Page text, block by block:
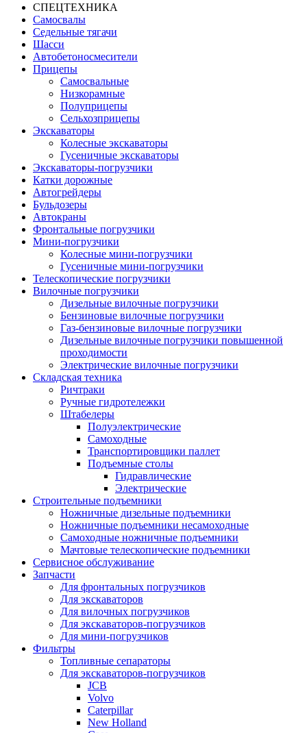
СПЕЦТЕХНИКА
Самосвалы
Седельные тягачи
Шасси
Автобетоно­смесители
Прицепы
Самосвальные
Низкорамные
Полуприцепы
Сельхозприцепы
Экскаваторы
Колесные экскаваторы
Гусеничные экскаваторы
Экскаваторы-погрузчики
Катки дорожные
Автогрейдеры
Бульдозеры
Автокраны
Фронтальные погрузчики
Мини-погрузчики
Колесные мини-погрузчики
Гусеничные мини-погрузчики
Телескопические погрузчики
Вилочные погрузчики
Дизельные вилочные погрузчики
Бензиновые вилочные погрузчики
Газ-бензиновые вилочные погрузчики
Дизельные вилочные погрузчики повышенной
проходимости
Электрические вилочные погрузчики
Складская техника
Ричтраки
Ручные гидротележки
Штабелеры
Полуэлектрические
Самоходные
Транспортировщики паллет
Подъемные столы
Гидравлические
Электрические
Строительные подъемники
Ножничные дизельные подъемники
Ножничные подъемники несамоходные
Самоходные ножничные подъемники
Мачтовые телескопические подъемники
Сервисное обслуживание
Запчасти
Для фронтальных погрузчиков
Для экскаваторов
Для вилочных погрузчиков
Для экскаваторов-погрузчиков
Для мини-погрузчиков
Фильтры
Топливные сепараторы
Для экскаваторов-погрузчиков
JCB
Volvo
Caterpillar
New Holland